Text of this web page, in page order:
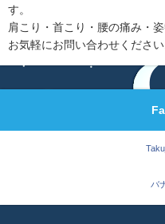
す。
肩こり・首こり・腰の痛み・
お気軽にお問い合わせください
バ